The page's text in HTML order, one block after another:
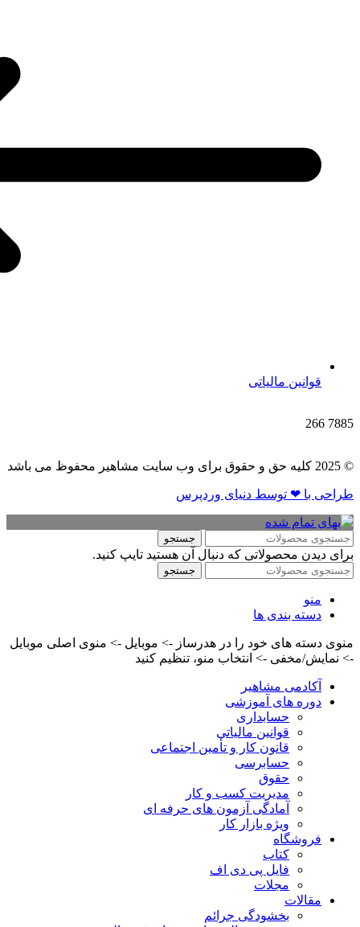
قوانین مالیاتی
7885
266
© 2025 کلیه حق و حقوق برای وب سایت مشاهیر محفوظ می باشد
طراحی با ❤ توسط​ دنیای وردپرس
جستجو
برای دیدن محصولاتی که دنبال آن هستید تایپ کنید.
جستجو
منو
دسته بندی ها
منوی دسته های خود را در هدرساز -> موبایل -> منوی اصلی موبایل
-> نمایش/مخفی -> انتخاب منو، تنظیم کنید
آکادمی مشاهیر
دوره های آموزشی
حسابداری
قوانین مالیاتی
قانون کار و تأمین اجتماعی
حسابرسی
حقوق
مدیریت کسب و کار
آمادگی آزمون های حرفه ای
ویژه بازار کار
فروشگاه
کتاب
فایل پی دی اف
مجلات
مقالات
بخشودگی جرائم